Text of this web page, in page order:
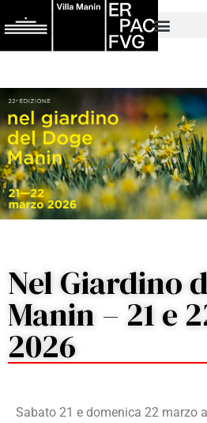
Nel Giardino
Manin – 21 e
2026
Sabato 21 e domenica 22 marzo